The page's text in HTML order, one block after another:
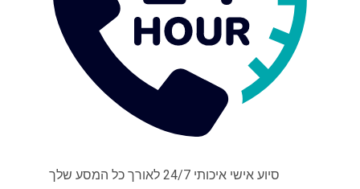
סיוע אישי איכותי 24/7 לאורך כל המסע שלך